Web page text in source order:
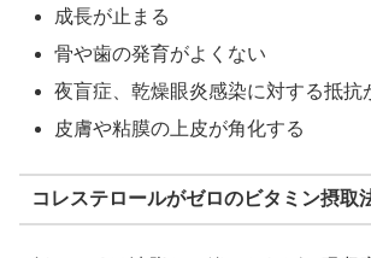
成長が止まる
骨や歯の発育がよくない
夜盲症、乾燥眼炎感染に対する抵抗
皮膚や粘膜の上皮が角化する
コレステロールがゼロのビタミン摂取